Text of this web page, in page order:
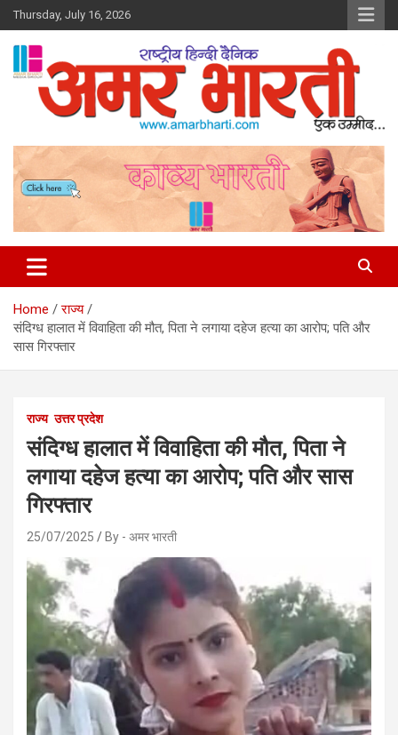
Skip
to
content
Thursday, July 16, 2026
Amar Bharti Media Group
Home
राज्य
संदिग्ध हालात में विवाहिता की मौत, पिता ने लगाया दहेज हत्या का आरोप; पति और
सास गिरफ्तार
राज्य उत्तर प्रदेश
संदिग्ध हालात में विवाहिता की मौत, पिता ने
लगाया दहेज हत्या का आरोप; पति और सास
गिरफ्तार
25/07/2025 By - अमर भारती